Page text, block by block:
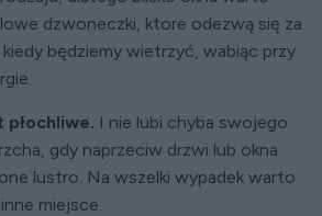
dzwoneczki, ktore odezwą się za
kiedy będziemy wietrzyć, wabiąc przy
płochliwe. I nie lubi chyba swojego
gdy naprzeciw drzwi lub okna
lustro. Na wszelki wypadek warto
miejsce.